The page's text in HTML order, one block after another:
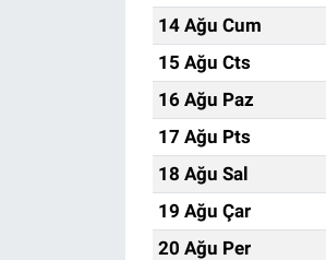
14 Ağu Cum
15 Ağu Cts
16 Ağu Paz
17 Ağu Pts
18 Ağu Sal
19 Ağu Çar
20 Ağu Per